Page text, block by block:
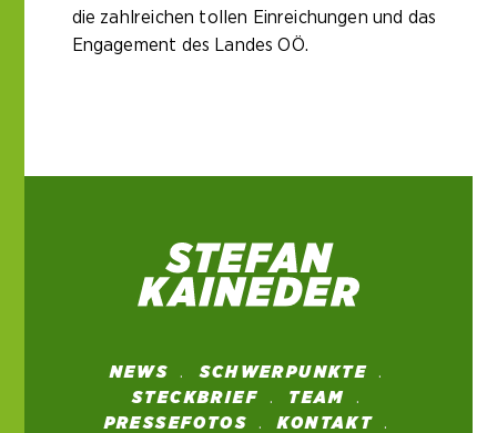
die zahlreichen tollen Einreichungen und das
Engagement des Landes OÖ.
NEWS
SCHWERPUNKTE
STECKBRIEF
TEAM
PRESSEFOTOS
KONTAKT